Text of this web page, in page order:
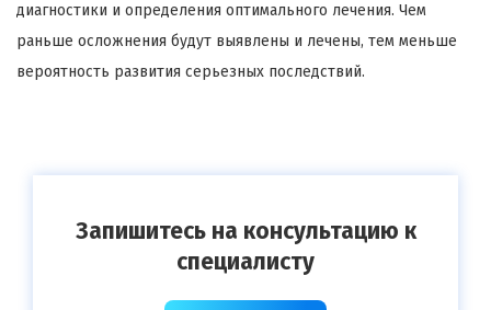
диагностики и определения оптимального лечения. Чем
раньше осложнения будут выявлены и лечены, тем меньше
вероятность развития серьезных последствий.
Запишитесь на консультацию к
специалисту